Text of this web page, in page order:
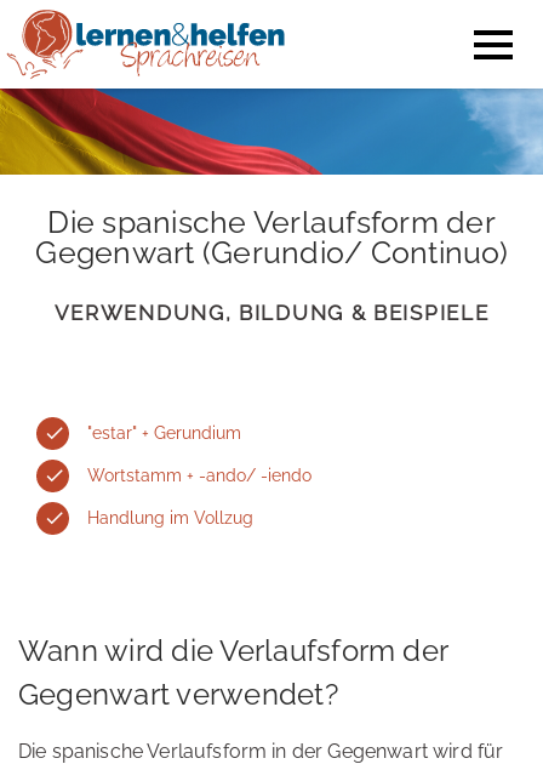
Die spanische Verlaufsform der
Gegenwart (Gerundio/ Continuo)
VERWENDUNG, BILDUNG & BEISPIELE
"estar" + Gerundium
Wortstamm + -ando/ -iendo
Handlung im Vollzug
Wann wird die Verlaufsform der
Gegenwart verwendet?
Die spanische Verlaufsform in der Gegenwart wird für